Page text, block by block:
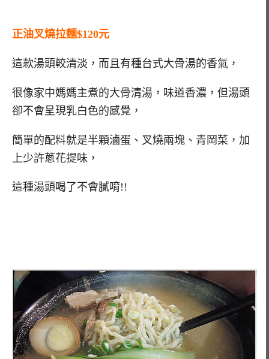
正油叉燒拉麵$120元
這款湯頭較清淡，而且有種台式大骨湯的香氣，
很像家中媽媽主煮的大骨清湯，味道香濃，但湯頭
卻不會呈現乳白色的感覺，
簡單的配料就是半顆滷蛋、叉燒兩塊、青岡菜，加
上少許蔥花提味，
這種湯頭喝了不會膩唷!!